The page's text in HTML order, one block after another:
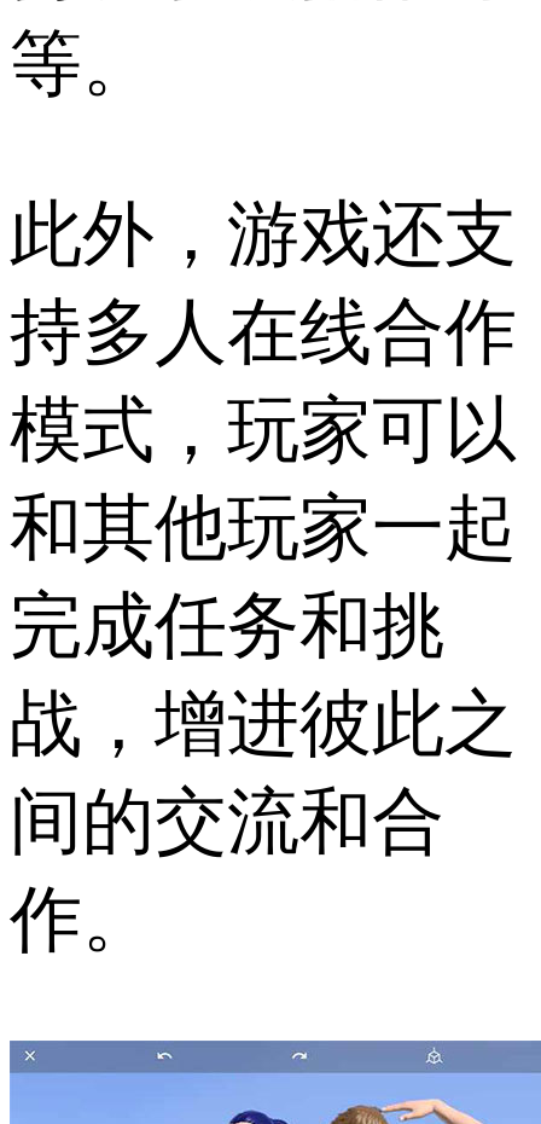
等。
此外，游戏还支
持多人在线合作
模式，玩家可以
和其他玩家一起
完成任务和挑
战，增进彼此之
间的交流和合
作。